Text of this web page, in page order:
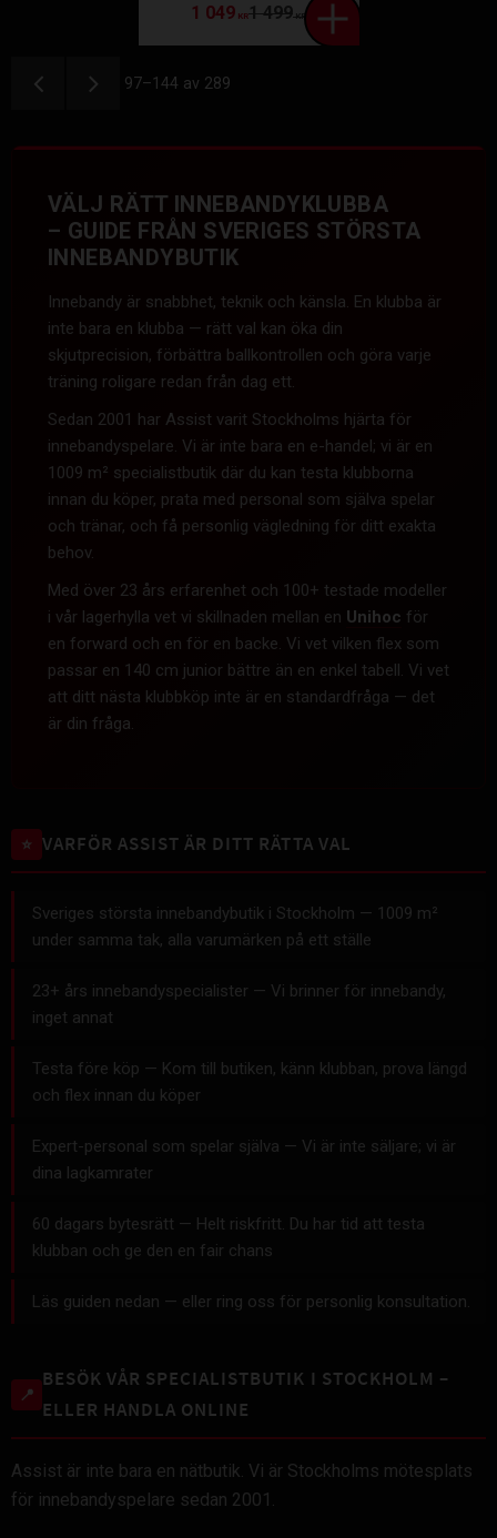
1 049 KR1 499KR
97–144 av 289
VÄLJ RÄTT INNEBANDYKLUBBA
– GUIDE FRÅN SVERIGES STÖRSTA
INNEBANDYBUTIK
Innebandy är snabbhet, teknik och känsla. En klubba är
inte bara en klubba — rätt val kan öka din
skjutprecision, förbättra ballkontrollen och göra varje
träning roligare redan från dag ett.
Sedan 2001 har Assist varit Stockholms hjärta för
innebandyspelare. Vi är inte bara en e-handel; vi är en
1009 m² specialistbutik där du kan testa klubborna
innan du köper, prata med personal som själva spelar
och tränar, och få personlig vägledning för ditt exakta
behov.
Med över 23 års erfarenhet och 100+ testade modeller
i vår lagerhylla vet vi skillnaden mellan en Unihoc för
en forward och en för en backe. Vi vet vilken flex som
passar en 140 cm junior bättre än en enkel tabell. Vi vet
att ditt nästa klubbköp inte är en standardfråga — det
är din fråga.
⭐ VARFÖR ASSIST ÄR DITT RÄTTA VAL
Sveriges största innebandybutik i Stockholm — 1009 m²
under samma tak, alla varumärken på ett ställe
23+ års innebandyspecialister — Vi brinner för innebandy,
inget annat
Testa före köp — Kom till butiken, känn klubban, prova längd
och flex innan du köper
Expert-personal som spelar själva — Vi är inte säljare; vi är
dina lagkamrater
60 dagars bytesrätt — Helt riskfritt. Du har tid att testa
klubban och ge den en fair chans
Läs guiden nedan — eller ring oss för personlig konsultation.
📍
BESÖK VÅR SPECIALISTBUTIK I STOCKHOLM –
ELLER HANDLA ONLINE
Assist är inte bara en nätbutik. Vi är Stockholms mötesplats
för innebandyspelare sedan 2001.